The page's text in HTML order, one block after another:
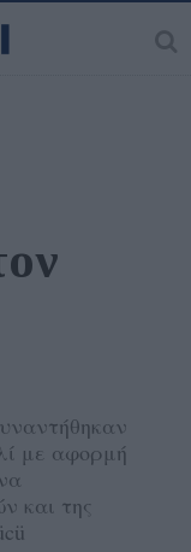
με αφορμή
και της